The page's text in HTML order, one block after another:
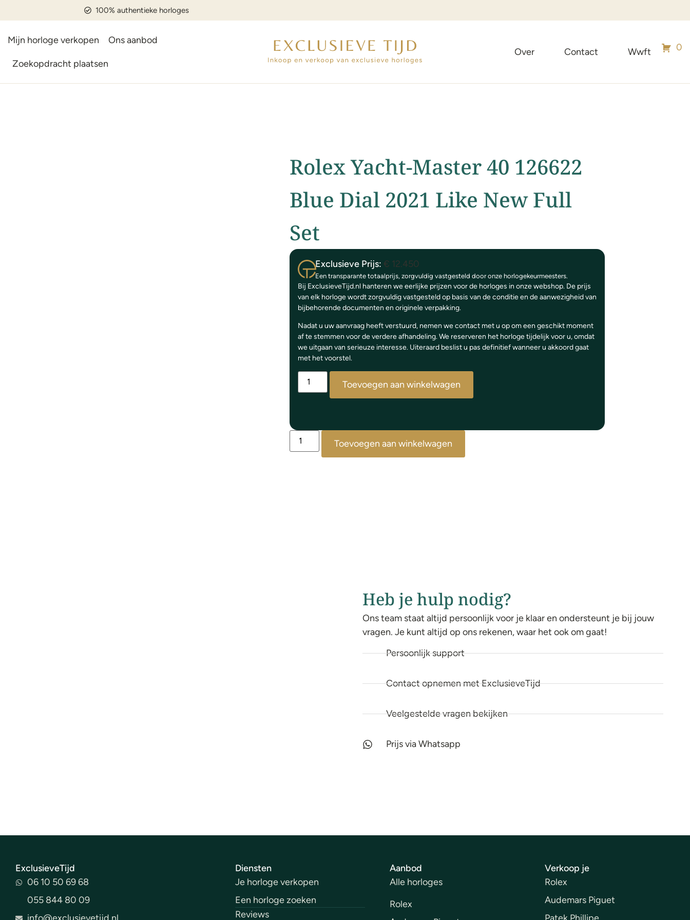
100% authentieke horloges
Mijn horloge verkopen Ons aanbod
Zoekopdracht plaatsen
Over Contact Wwft 0
Rolex Yacht-Master 40 126622
Blue Dial 2021 Like New Full
Set
Exclusieve Prijs: € 12.450
Een transparante totaalprijs, zorgvuldig vastgesteld door onze horlogekeurmeesters.
Bij ExclusieveTijd.nl hanteren we eerlijke prijzen voor de horloges in onze webshop. De prijs
van elk horloge wordt zorgvuldig vastgesteld op basis van de conditie en de aanwezigheid van
bijbehorende documenten en originele verpakking.
Nadat u uw aanvraag heeft verstuurd, nemen we contact met u op om een geschikt moment
af te stemmen voor de verdere afhandeling. We reserveren het horloge tijdelijk voor u, omdat
we uitgaan van serieuze interesse. Uiteraard beslist u pas definitief wanneer u akkoord gaat
met het voorstel.
Toevoegen aan winkelwagen
Toevoegen aan winkelwagen
Heb je hulp nodig?
Ons team staat altijd persoonlijk voor je klaar en ondersteunt je bij jouw
vragen. Je kunt altijd op ons rekenen, waar het ook om gaat!
Persoonlijk support
Contact opnemen met ExclusieveTijd
Veelgestelde vragen bekijken
Prijs via Whatsapp
ExclusieveTijd
06 10 50 69 68
055 844 80 09
Diensten
Je horloge verkopen
Een horloge zoeken
Reviews
Aanbod
Alle horloges
Rolex
Verkoop je
Rolex
Audemars Piguet